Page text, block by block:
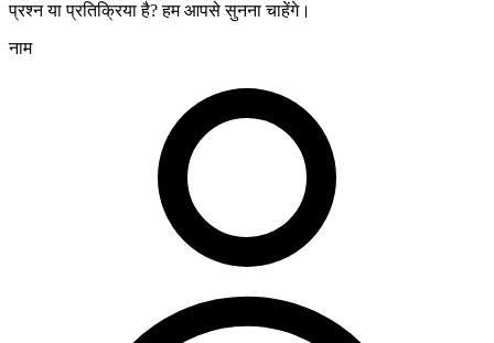
प्रश्न या प्रतिक्रिया है? हम आपसे सुनना चाहेंगे।
नाम